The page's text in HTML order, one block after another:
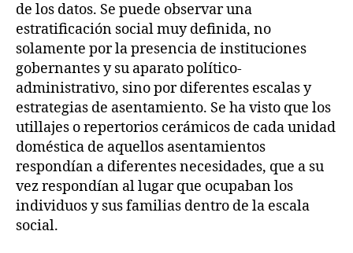
de los datos. Se puede observar una
estratificación social muy definida, no
solamente por la presencia de instituciones
gobernantes y su aparato político-
administrativo, sino por diferentes escalas y
estrategias de asentamiento. Se ha visto que los
utillajes o repertorios cerámicos de cada unidad
doméstica de aquellos asentamientos
respondían a diferentes necesidades, que a su
vez respondían al lugar que ocupaban los
individuos y sus familias dentro de la escala
social.